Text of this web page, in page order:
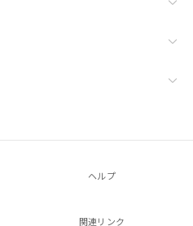
ヘルプ
関連リンク